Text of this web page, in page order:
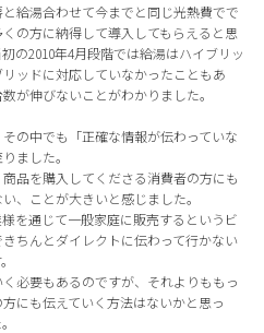
給湯合わせて今までと同じ光熱費でで
の方に納得して導入してもらえると思
の2010年4月段階では給湯はハイブリッ
ッドに対応していなかったこともあ
が伸びないことがわかりました。
の中でも「正確な情報が伝わっていな
ました。
品を購入してくださる消費者の方にも
、ことが大きいと感じました。
を通じて一般家庭に販売するというビ
ちんとダイレクトに伝わって行かない
必要もあるのですが、それよりももっ
にも伝えていく方法はないかと思っ